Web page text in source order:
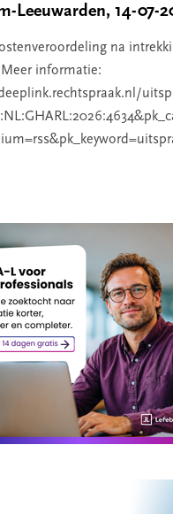
Leeuwarden, 14-07-
na
informatie: